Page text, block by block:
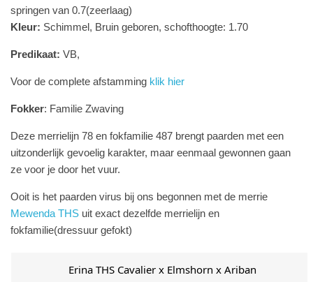
springen van 0.7(zeerlaag)
Kleur: Schimmel, Bruin geboren, schofthoogte: 1.70
Predikaat: VB,
Voor de complete afstamming klik hier
Fokker: Familie Zwaving
Deze merrielijn 78 en fokfamilie 487 brengt paarden met een
uitzonderlijk gevoelig karakter, maar eenmaal gewonnen gaan
ze voor je door het vuur.
Ooit is het paarden virus bij ons begonnen met de merrie
Mewenda THS uit exact dezelfde merrielijn en
fokfamilie(dressuur gefokt)
Erina THS Cavalier x Elmshorn x Ariban